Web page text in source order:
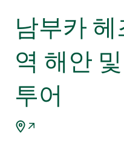
남부카 헤
역 해안
투어